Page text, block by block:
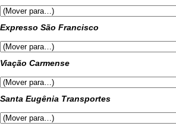
Expresso São Francisco
Viação Carmense
Santa Eugênia Transportes